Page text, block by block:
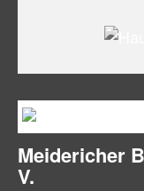
Meidericher
V.